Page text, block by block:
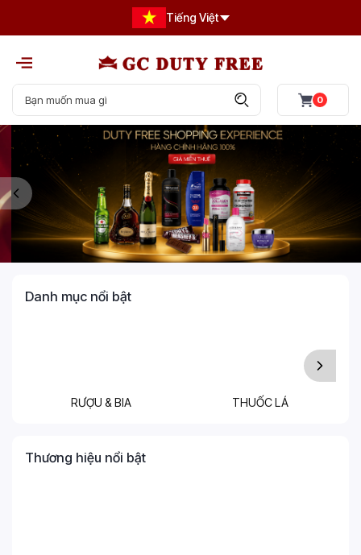
Tiếng Việt
0
Danh mục nổi bật
RƯỢU & BIA THUỐC LÁ
Thương hiệu nổi bật